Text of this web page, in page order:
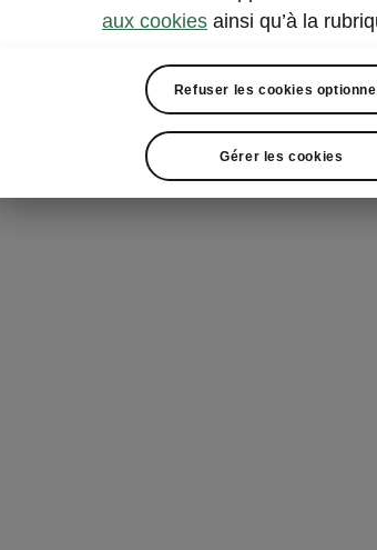
aux cookies ainsi qu’à la
Refuser les cookies
Gérer les cookies